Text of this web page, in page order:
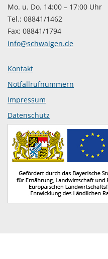
Mo. u. Do. 14:00 – 17:00 Uhr
Tel.: 08841/1462
Fax: 08841/1794
info@schwaigen.de
Kontakt
Notfallrufnummern
Impressum
Datenschutz